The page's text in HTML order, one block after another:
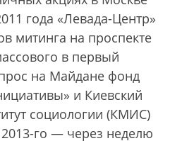
года «Левада-Центр»
митинга на проспекте
в первый
на Майдане фонд
и Киевский
социологии (КМИС)
го — через неделю